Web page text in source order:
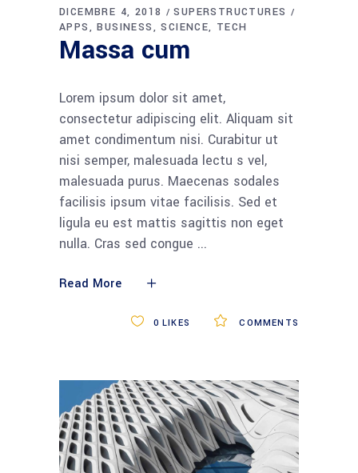
DICEMBRE 4, 2018
SUPERSTRUCTURES
APPS
BUSINESS SCIENCE TECH
Massa cum
Lorem ipsum dolor sit amet,
consectetur adipiscing elit. Aliquam sit
amet condimentum nisi. Curabitur ut
nisi semper, malesuada lectu s vel,
malesuada purus. Maecenas sodales
facilisis ipsum vitae facilisis. Sed et
ligula eu est mattis sagittis non eget
nulla. Cras sed congue
Read More
COMMENTS
0 LIKES